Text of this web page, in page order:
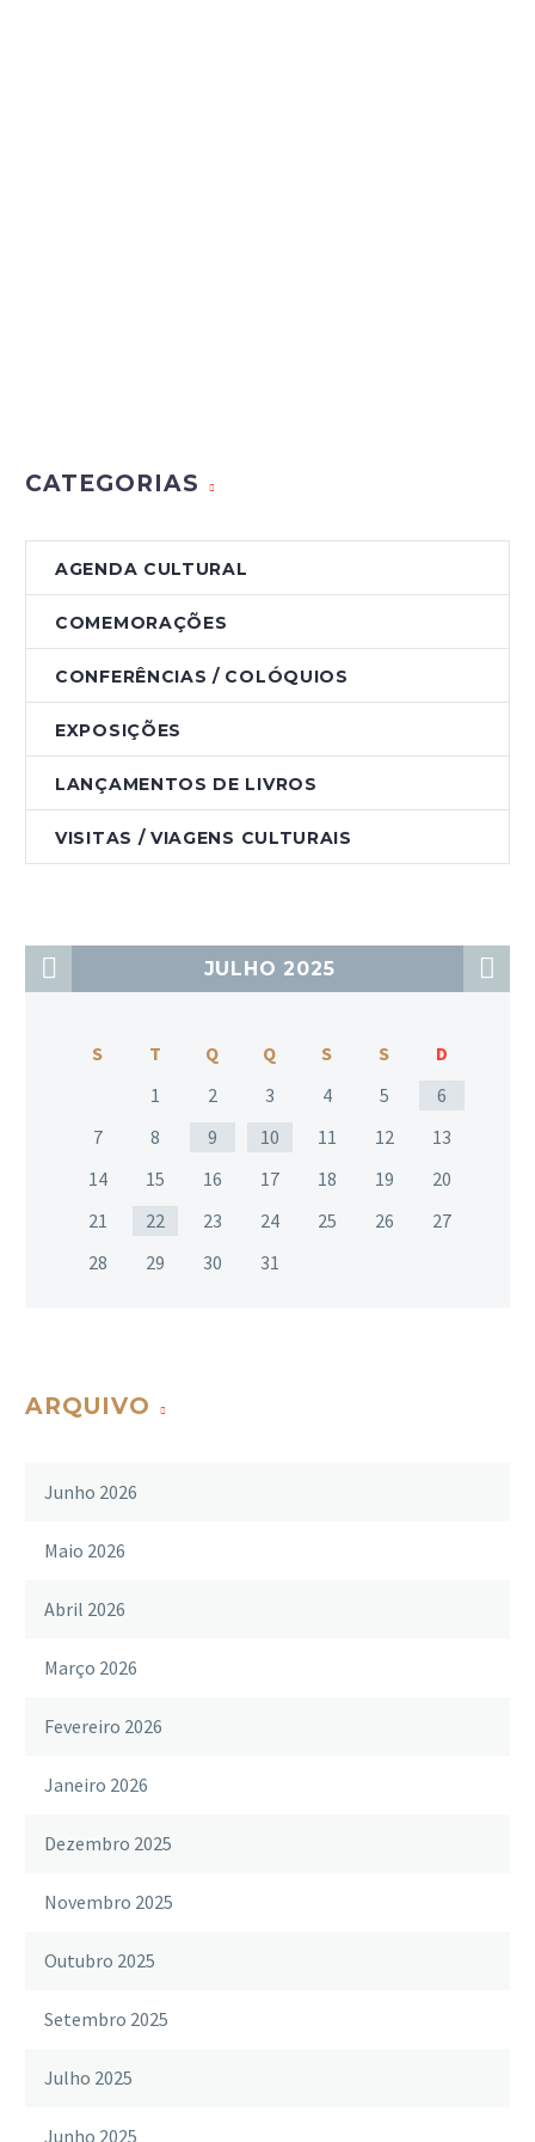
CATEGORIAS
AGENDA CULTURAL
COMEMORAÇÕES
CONFERÊNCIAS / COLÓQUIOS
EXPOSIÇÕES
LANÇAMENTOS DE LIVROS
VISITAS / VIAGENS CULTURAIS
JULHO 2025
S T Q Q S S
D
1
2 3 4 5
6
7
8 9 10 11 12
13
14
15 16 17 18 19
20
21
22 23 24 25 26
27
28
29 30 31
ARQUIVO
Junho 2026
Maio 2026
Abril 2026
Março 2026
Fevereiro 2026
Janeiro 2026
Dezembro 2025
Novembro 2025
Outubro 2025
Setembro 2025
Julho 2025
Junho 2025